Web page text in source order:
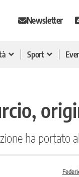
Newsletter
Sport
ha portato